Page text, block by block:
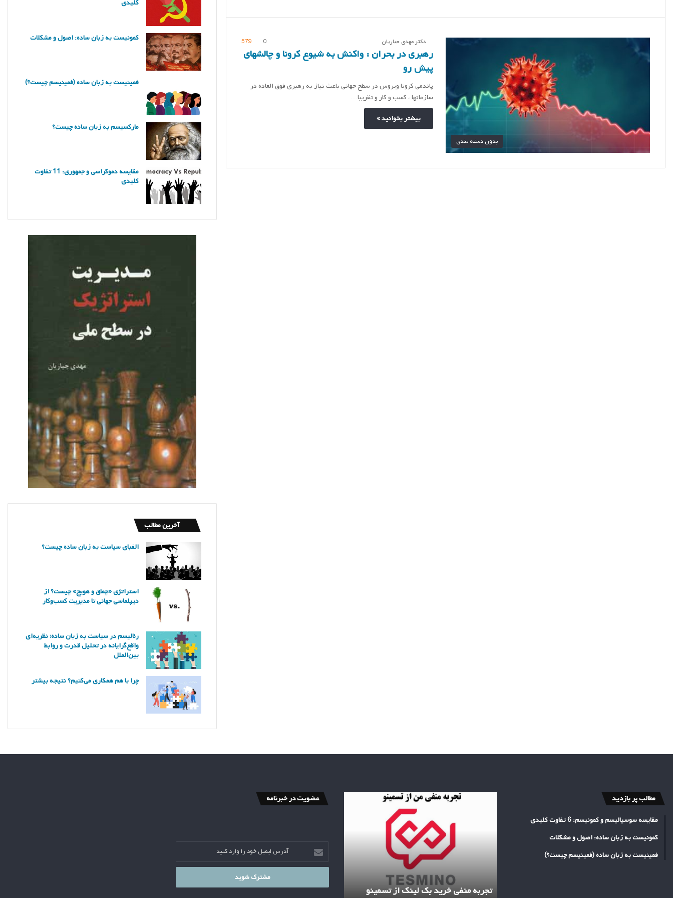
بدون دسته بندی
دکتر مهدی جباریان 0
579
رهبری در بحران : واکنش به شیوع کرونا و چالشهای
پیش رو
پاندمی کرونا ویروس در سطح جهانی باعث نیاز به رهبری فوق العاده در
سازمانها ، کسب و کار و تقریبا…
بیشتر بخوانید »
کلیدی
کمونیست به زبان ساده: اصول و مشکلات
فمینیست به زبان ساده (فمینیسم چیست؟)
مارکسیسم به زبان ساده چیست؟
مقایسه دموکراسی و جمهوری: 11 تفاوت
کلیدی
آخرین مطالب
الفبای سیاست به زبان ساده چیست؟
استراتژی «چماق و هویج» چیست؟ از
دیپلماسی جهانی تا مدیریت کسب‌وکار
رئالیسم در سیاست به زبان ساده؛ نظریه‌ای
واقع‌گرایانه در تحلیل قدرت و روابط
بین‌الملل
چرا با هم همکاری می‌کنیم؟ نتیجه بیشتر
مطالب پر بازدید
مقایسه سوسیالیسم و کمونیسم: 6 تفاوت کلیدی
کمونیست به زبان ساده: اصول و مشکلات
فمینیست به زبان ساده (فمینیسم چیست؟)
تجربه منفی خرید بک لینک از تسمینو
عضویت در خبرنامه
ایمیل
را
کنید